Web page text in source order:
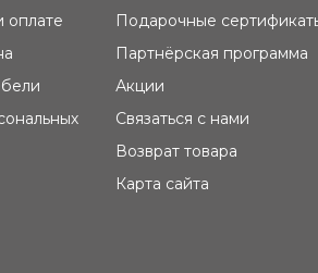
оплате
Подарочные
Партнёрская программа
Акции
Связаться с нами
Возврат товара
Карта сайта